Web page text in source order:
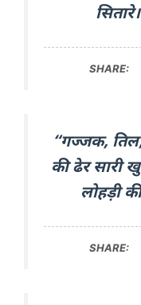
SHARE:
“गज्जक,
की ढेर
लोहड़ी
SHARE: